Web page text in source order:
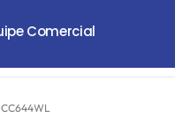
Comercial